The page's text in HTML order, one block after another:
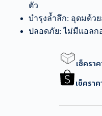
ตัว
บำรุงล้ำลึก: อุดมด้ว
ปลอดภัย: ไม่มีแอลก
เช็ครา
เช็ครา